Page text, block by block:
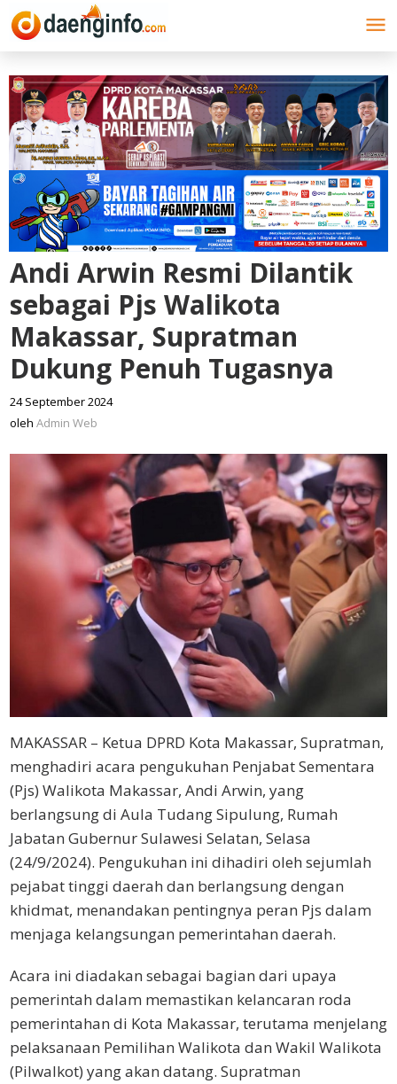
Lewati
ke
Andi Arwin Resmi Dilantik
sebagai Pjs Walikota
Makassar, Supratman
Dukung Penuh Tugasnya
24 September 2024
oleh Admin Web
MAKASSAR – Ketua DPRD Kota Makassar, Supratman,
menghadiri acara pengukuhan Penjabat Sementara
(Pjs) Walikota Makassar, Andi Arwin, yang
berlangsung di Aula Tudang Sipulung, Rumah
Jabatan Gubernur Sulawesi Selatan, Selasa
(24/9/2024). Pengukuhan ini dihadiri oleh sejumlah
pejabat tinggi daerah dan berlangsung dengan
khidmat, menandakan pentingnya peran Pjs dalam
menjaga kelangsungan pemerintahan daerah.
Acara ini diadakan sebagai bagian dari upaya
pemerintah dalam memastikan kelancaran roda
pemerintahan di Kota Makassar, terutama menjelang
pelaksanaan Pemilihan Walikota dan Wakil Walikota
(Pilwalkot) yang akan datang. Supratman